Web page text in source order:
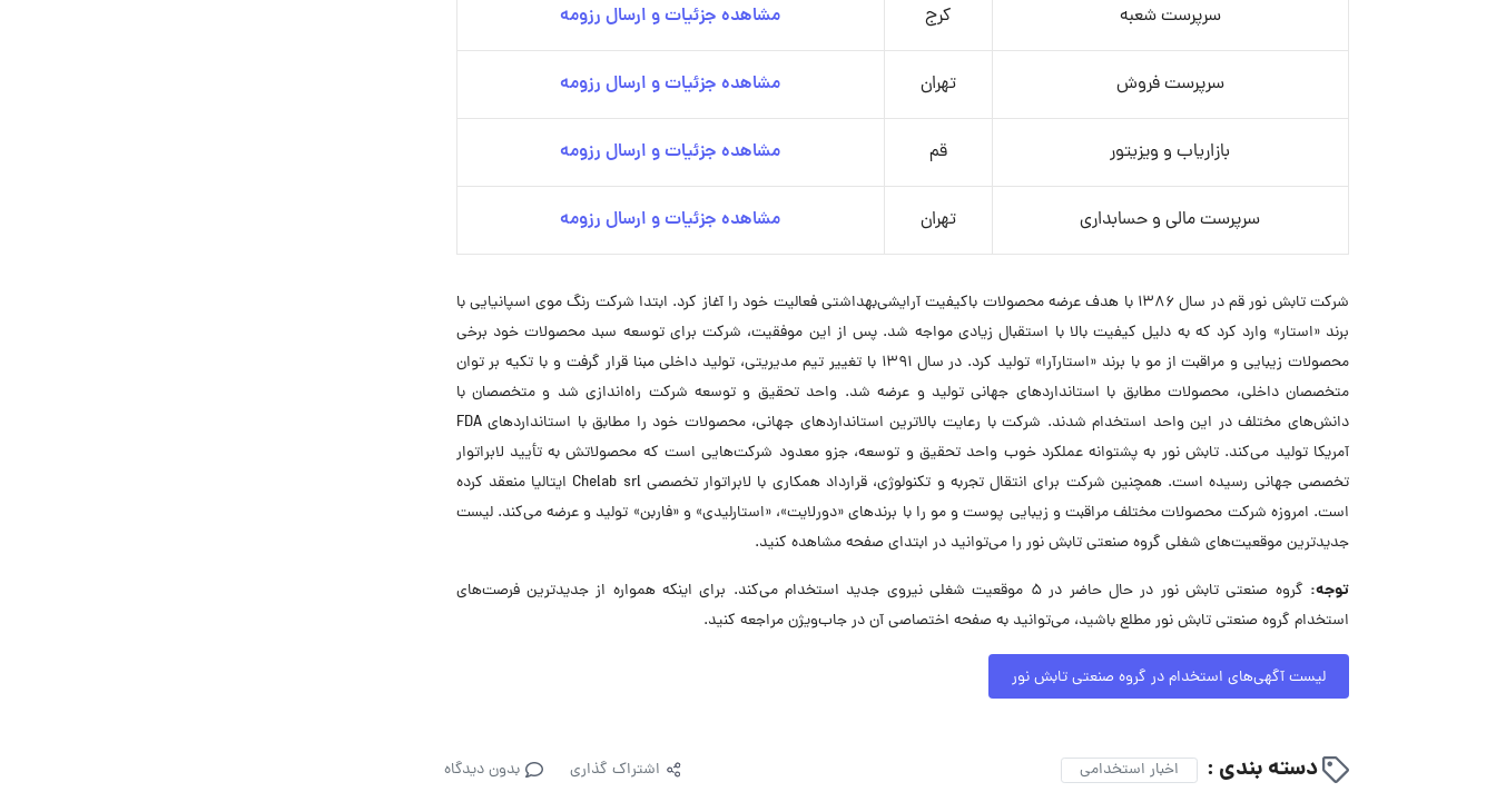
سرپرست شعبه کرج مشاهده جزئیات و ارسال رزومه
سرپرست فروش تهران مشاهده جزئیات و ارسال رزومه
بازاریاب و ویزیتور قم مشاهده جزئیات و ارسال رزومه
سرپرست مالی و حسابداری تهران مشاهده جزئیات و ارسال رزومه
شرکت تابش نور قم در سال ۱۳۸۶ با هدف عرضه محصولات باکیفیت آرایشی‌بهداشتی فعالیت خود را آغاز کرد. ابتدا شرکت رنگ موی اسپانیایی با
برند «استار» وارد کرد که به دلیل کیفیت بالا با استقبال زیادی مواجه شد. پس از این موفقیت، شرکت برای توسعه سبد محصولات خود برخی
محصولات زیبایی و مراقبت از مو با برند «استارآرا» تولید کرد. در سال ۱۳۹۱ با تغییر تیم مدیریتی، تولید داخلی مبنا قرار گرفت و با تکیه بر توان
متخصصان داخلی، محصولات مطابق با استانداردهای جهانی تولید و عرضه شد. واحد تحقیق و توسعه شرکت راه‌اندازی شد و متخصصان با
دانش‌های مختلف در این واحد استخدام شدند. شرکت با رعایت بالاترین استانداردهای جهانی، محصولات خود را مطابق با استانداردهای FDA
آمریکا تولید می‌کند. تابش نور به پشتوانه عملکرد خوب واحد تحقیق و توسعه، جزو معدود شرکت‌هایی است که محصولاتش به تأیید لابراتوار
تخصصی جهانی رسیده است. همچنین شرکت برای انتقال تجربه و تکنولوژی، قرارداد همکاری با لابراتوار تخصصی Chelab srl ایتالیا منعقد کرده
است. امروزه شرکت محصولات مختلف مراقبت و زیبایی پوست و مو را با برندهای «دورلایت»، «استارلیدی» و «فاربن» تولید و عرضه می‌کند. لیست
جدیدترین موقعیت‌های شغلی گروه صنعتی تابش نور را می‌توانید در ابتدای صفحه مشاهده کنید.
توجه:
گروه صنعتی تابش نور در حال حاضر در ۵ موقعیت شغلی نیروی جدید استخدام می‌کند. برای اینکه همواره از جدیدترین فرصت‌های
استخدام گروه صنعتی تابش نور مطلع باشید، می‌توانید به صفحه اختصاصی آن در جاب‌ویژن مراجعه کنید.
لیست آگهی‌های استخدام در گروه صنعتی تابش نور
دسته بندی : اخبار استخدامی اشتراک گذاری بدون دیدگاه